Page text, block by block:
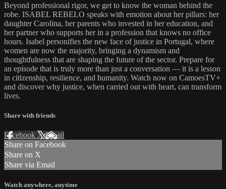
Beyond professional rigor, we get to know the woman behind the
robe. ISABEL REBELO speaks with emotion about her pillars: her
daughter Carolina, her parents who invested in her education, and
her partner who supports her in a profession that knows no office
hours. Isabel personifies the new face of justice in Portugal, where
women are now the majority, bringing a dynamism and
thoughtfulness that are shaping the future of the sector. Prepare for
an episode that is truly more than just a conversation — it is a lesson
in citizenship, resilience, and humanity. Watch now on CamoesTV+
and discover why justice, when carried out with heart, can transform
lives.
Share with friends
Facebook XEmail
Share on Facebook
Share on X
Share via Email
Watch anywhere, anytime